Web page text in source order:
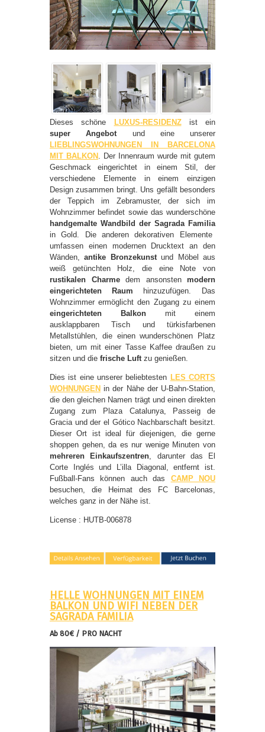
Dieses schöne LUXUS-RESIDENZist ein
super Angebot und eine unserer
LIEBLINGSWOHNUNGEN IN BARCELONA
MIT BALKON
. Der Innenraum wurde mit gutem
Geschmack eingerichtet in einem Stil, der
verschiedene Elemente in einem einzigen
Design zusammen bringt. Uns gefällt besonders
der Teppich im Zebramuster, der sich im
Wohnzimmer befindet sowie das wunderschöne
handgemalte Wandbild der Sagrada Familia
in Gold. Die anderen dekorativen Elemente
umfassen einen modernen Drucktext an den
Wänden,antike Bronzekunstund Möbel aus
weiß getünchten Holz, die eine Note von
rustikalen Charmedem ansonsten modern
eingerichteten
Raum hinzuzufügen. Das
Wohnzimmer ermöglicht den Zugang zu einem
eingerichteten Balkon mit einem
ausklappbaren Tisch und türkisfarbenen
Metallstühlen, die einen wunderschönen Platz
bieten, um mit einer Tasse Kaffee draußen zu
sitzen und die frische Luft zu genießen.
Dies ist eine unserer beliebtesten LES CORTS
WOHNUNGEN in der Nähe der U-Bahn-Station,
die den gleichen Namen trägt und einen direkten
Zugang zum Plaza Catalunya, Passeig de
Gracia und der el Gótico Nachbarschaft besitzt.
Dieser Ort ist ideal für diejenigen, die gerne
shoppen gehen, da es nur wenige Minuten von
mehreren Einkaufszentren , darunter das El
Corte Inglés und L’illa Diagonal, entfernt ist.
Fußball-Fans können auch das CAMP NOU
besuchen, die Heimat des FC Barcelonas,
welches ganz in der Nähe ist.
License : HUTB-006878
HELLE WOHNUNGEN MIT EINEM
BALKON UND WIFI NEBEN DER
SAGRADA FAMILIA
Ab 80€ / PRO NACHT